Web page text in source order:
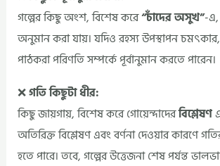
গল্পের কিছু অংশ, বিশেষ করে“চাঁদের অসুখ”-
অনুমান করা যায়। যদিও রহস্য উপস্থাপন
পাঠকরা পরিণতি সম্পর্কে পূর্বানুমান করতে পারেন।
❌গতি কিছুটা ধীর:
কিছু জায়গায়, বিশেষ করে গোয়েন্দাদেরবিশ্লেষণ
অতিরিক্ত বিশ্লেষণ এবং বর্ণনা দেওয়ার কারণে
হতে পারে। তবে, গল্পের উত্তেজনা শেষ পর্যন্ত